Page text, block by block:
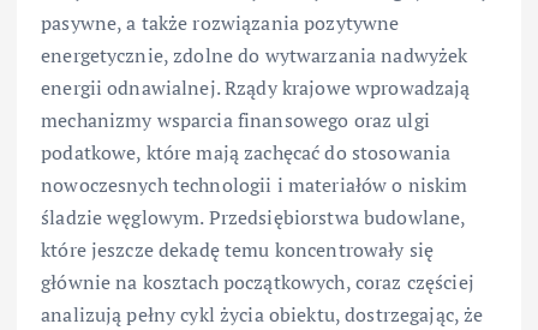
pasywne, a także rozwiązania pozytywne
energetycznie, zdolne do wytwarzania nadwyżek
energii odnawialnej. Rządy krajowe wprowadzają
mechanizmy wsparcia finansowego oraz ulgi
podatkowe, które mają zachęcać do stosowania
nowoczesnych technologii i materiałów o niskim
śladzie węglowym. Przedsiębiorstwa budowlane,
które jeszcze dekadę temu koncentrowały się
głównie na kosztach początkowych, coraz częściej
analizują pełny cykl życia obiektu, dostrzegając, że